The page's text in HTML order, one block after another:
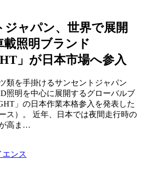
ジャパン、世界で展開
照明ブランド
」が日本市場へ参入
類を手掛けるサンセントジャパン
照明を中心に展開するグローバルブ
」の日本作業本格参入を発表した
ス）。 近年、日本では夜間走行時の
高ま…
エンス